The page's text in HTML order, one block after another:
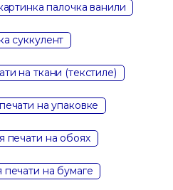
палочка ванили
суккулент
на ткани (текстиле)
на упаковке
печати на обоях
печати на бумаге